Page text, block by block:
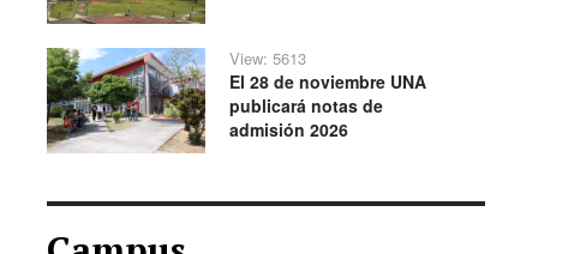
View: 5613
El 28 de noviembre UNA
publicará notas de
admisión 2026